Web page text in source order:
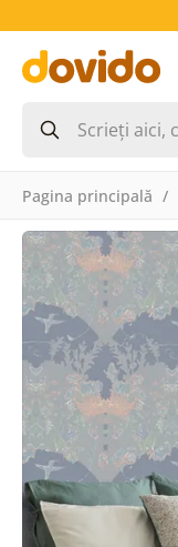
Pagina principală